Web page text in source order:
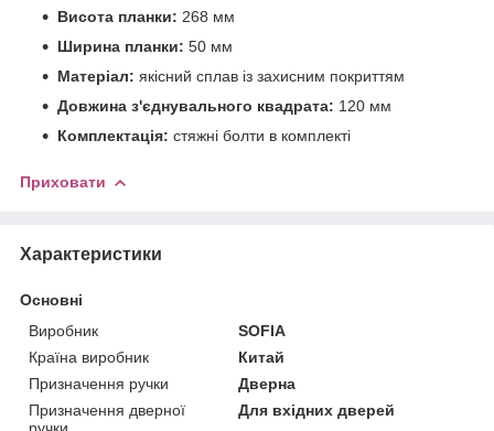
Висота планки: 268 мм
Ширина планки: 50 мм
Матеріал: якісний сплав із захисним покриттям
Довжина з'єднувального квадрата: 120 мм
Комплектація: стяжні болти в комплекті
Приховати
Характеристики
Основні
Виробник
SOFIA
Країна виробник
Китай
Призначення ручки
Дверна
Призначення дверної
ручки
Для вхідних дверей